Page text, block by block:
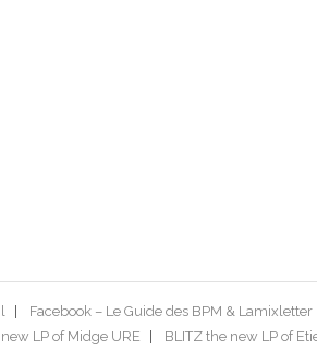
Facebook – Le Guide des BPM & Lamixletter
LP of Midge URE
BLITZ the new LP of